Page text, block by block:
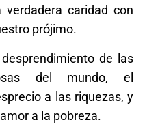
verdadera caridad con
prójimo.
desprendimiento de las
del mundo, el
a las riquezas, y
a la pobreza.